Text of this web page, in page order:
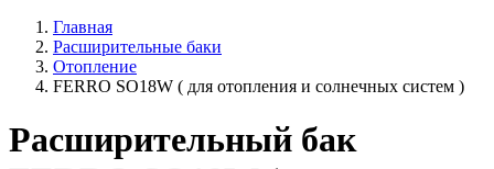
Главная
Расширительные баки
Отопление
FERRO SO18W ( для отопления и солнечных систем )
Расширительный бак